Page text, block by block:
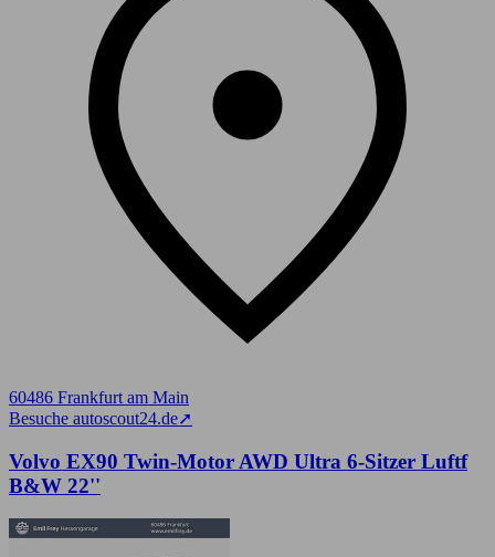
60486 Frankfurt am Main
Besuche autoscout24.de➚
Volvo EX90 Twin-Motor AWD Ultra 6-Sitzer Luftf
B&W 22''